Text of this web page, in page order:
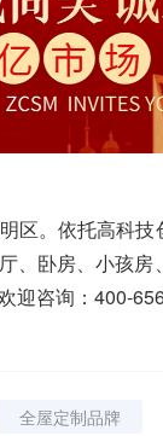
区。依托高科
、卧房、小孩
咨询：400-
全屋定制品牌